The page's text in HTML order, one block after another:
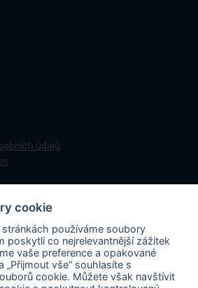
údajů
Pneucentrum N&N.
realizovalMatosoft.
cookie
používáme soubory
poskytli co nejrelevantnější zážitek
vaše preference a opakované
„Přijmout vše“ souhlasíte s
cookie. Můžete však navštívit